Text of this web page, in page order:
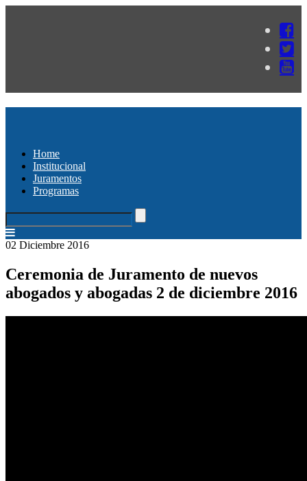
Home
Institucional
Juramentos
Programas
02 Diciembre 2016
Ceremonia de Juramento de nuevos
abogados y abogadas 2 de diciembre 2016